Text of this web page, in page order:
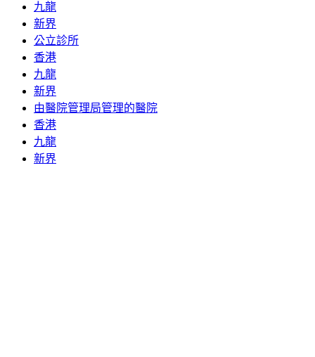
九龍
新界
公立診所
香港
九龍
新界
由醫院管理局管理的醫院
香港
九龍
新界